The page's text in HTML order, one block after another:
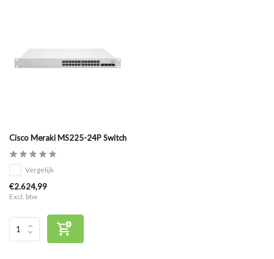
Cisco Meraki MS225-24P Switch
Vergelijk
€2.624,99
Excl. btw